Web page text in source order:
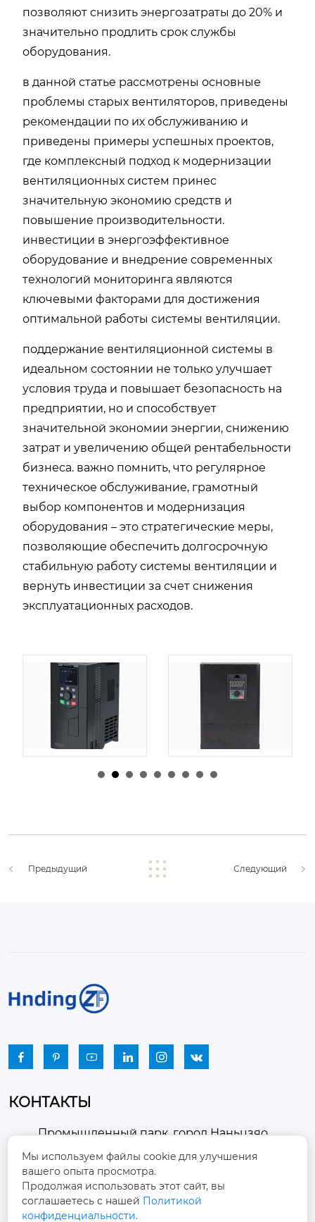
позволяют снизить энергозатраты до 20% и
значительно продлить срок службы
оборудования.
в данной статье рассмотрены основные
проблемы старых вентиляторов, приведены
рекомендации по их обслуживанию и
приведены примеры успешных проектов,
где комплексный подход к модернизации
вентиляционных систем принес
значительную экономию средств и
повышение производительности.
инвестиции в энергоэффективное
оборудование и внедрение современных
технологий мониторинга являются
ключевыми факторами для достижения
оптимальной работы системы вентиляции.
поддержание вентиляционной системы в
идеальном состоянии не только улучшает
условия труда и повышает безопасность на
предприятии, но и способствует
значительной экономии энергии, снижению
затрат и увеличению общей рентабельности
бизнеса. важно помнить, что регулярное
техническое обслуживание, грамотный
выбор компонентов и модернизация
оборудования – это стратегические меры,
позволяющие обеспечить долгосрочную
стабильную работу системы вентиляции и
вернуть инвестиции за счет снижения
эксплуатационных расходов.
由admin |30 1 月,
由admin |29 1 月,
Предыдущий Следующий
     
КОНТАКТЫ

Промышленный парк, город Наньцзяо,
район Чжоуцунь, город Цзыбо, провинция
Шаньдун
 winston-xu@hengdingfan.com
Мы используем файлы cookie для улучшения
вашего опыта просмотра.
Продолжая использовать этот сайт, вы
соглашаетесь с нашей Политикой
конфиденциальности.